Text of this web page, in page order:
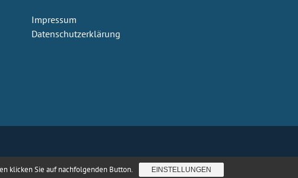
Impressum
Datenschutzerklärung
klicken Sie auf nachfolgenden Button. EINSTELLUNGEN